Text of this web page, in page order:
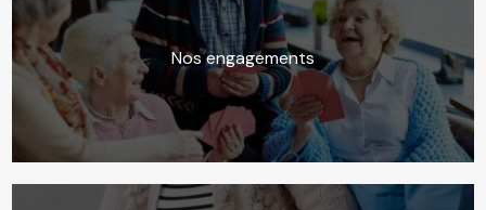
Nos engagements